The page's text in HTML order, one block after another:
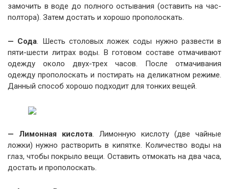
замочить в воде до полного остывания (оставить на час-
полтора). Затем достать и хорошо прополоскать.
— Сода. Шесть столовых ложек соды нужно развести в
пяти-шести литрах воды. В готовом составе отмачивают
одежду около двух-трех часов. После отмачивания
одежду прополоскать и постирать на деликатном режиме.
Данный способ хорошо подходит для тонких вещей.
— Лимонная кислота. Лимонную кислоту (две чайные
ложки) нужно растворить в кипятке. Количество воды на
глаз, чтобы покрыло вещи. Оставить отмокать на два часа,
достать и прополоскать.